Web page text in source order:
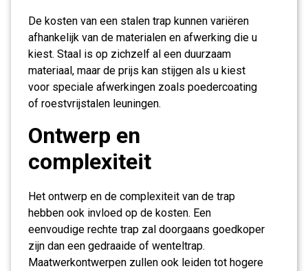
De kosten van een stalen trap kunnen variëren
afhankelijk van de materialen en afwerking die u
kiest. Staal is op zichzelf al een duurzaam
materiaal, maar de prijs kan stijgen als u kiest
voor speciale afwerkingen zoals poedercoating
of roestvrijstalen leuningen.
Ontwerp en
complexiteit
Het ontwerp en de complexiteit van de trap
hebben ook invloed op de kosten. Een
eenvoudige rechte trap zal doorgaans goedkoper
zijn dan een gedraaide of wenteltrap.
Maatwerkontwerpen zullen ook leiden tot hogere